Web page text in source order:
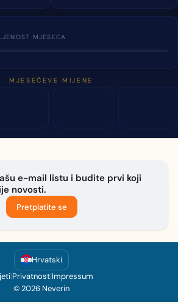
MJESECA
MJESEČEVE MIJENE
e-mail listu i budite prvi koji
novosti.
Pretplatite se
Hrvatski
|Privatnost|Impressum
© 2026 Neverin